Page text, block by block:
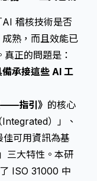
稽核技術是否
熟，而且效能已
正的問題是：
承接這些 AI 工
指引》 的核心
）」、
佳可用資訊為基
三大特性。本研
ISO 31000 中